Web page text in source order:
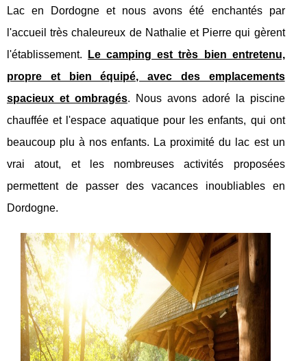
Lac en Dordogne et nous avons été enchantés par
l'accueil très chaleureux de Nathalie et Pierre qui gèrent
l'établissement.
Le camping est très bien entretenu,
propre et bien équipé, avec des emplacements
spacieux et ombragés. Nous avons adoré la piscine
chauffée et l'espace aquatique pour les enfants, qui ont
beaucoup plu à nos enfants. La proximité du lac est un
vrai atout, et les nombreuses activités proposées
permettent de passer des vacances inoubliables en
Dordogne.